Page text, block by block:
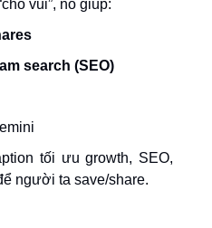
vui”, nó giúp:
search (SEO)
tối ưu growth, SEO,
người ta save/share.